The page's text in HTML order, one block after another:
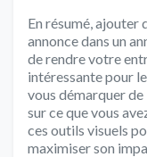
En résumé, ajouter
annonce dans un
de rendre votre
intéressante pour
vous démarquer
sur ce que vous
ces outils visuels
maximiser son